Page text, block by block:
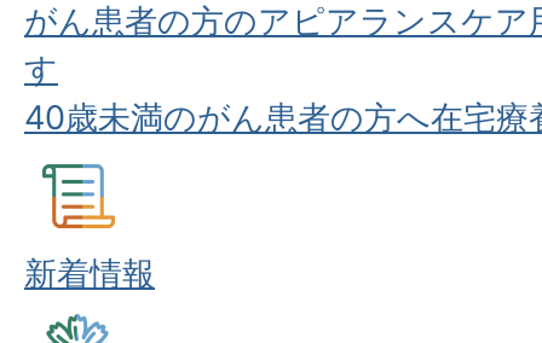
がん患者の方のアピアランスケア
す
40歳未満のがん患者の方へ在宅療
新着情報